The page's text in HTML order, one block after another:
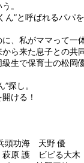
。
ん”と呼ばれるパパ
、私がママって一
ら来た息子との共
生で保育士の松岡
探し。
ける！
功海 天野 優
原 護 ビビる大